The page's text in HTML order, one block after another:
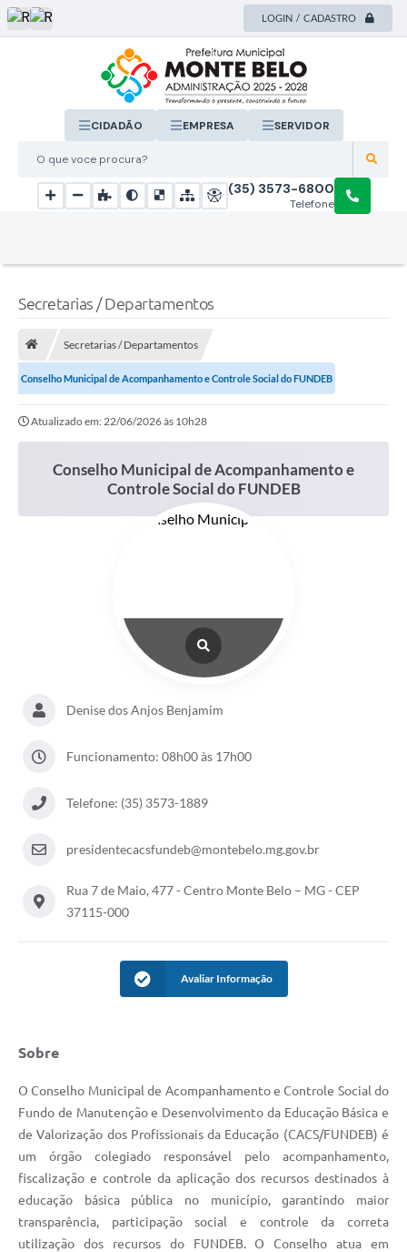
LOGIN / CADASTRO
O que voce procura?
CIDADÃO EMPRESA SERVIDOR
Telefone
(35) 3573-6800
Secretarias / Departamentos
Secretarias / Departamentos
Conselho Municipal de Acompanhamento e Controle Social do FUNDEB
Atualizado em: 22/06/2026 às 10h28
Conselho Municipal de Acompanhamento e
Controle Social do FUNDEB
Denise dos Anjos Benjamim
Funcionamento: 08h00 às 17h00
Telefone: (35) 3573-1889
presidentecacsfundeb@montebelo.mg.gov.br
Rua 7 de Maio, 477 - Centro Monte Belo – MG - CEP
37115-000
Avaliar Informação
Sobre
O Conselho Municipal de Acompanhamento e Controle Social do
Fundo de Manutenção e Desenvolvimento da Educação Básica e
de Valorização dos Profissionais da Educação (CACS/FUNDEB) é
um órgão colegiado responsável pelo acompanhamento,
fiscalização e controle da aplicação dos recursos destinados à
educação básica pública no município, garantindo maior
transparência, participação social e controle da correta
utilização dos recursos do FUNDEB. O Conselho atua em